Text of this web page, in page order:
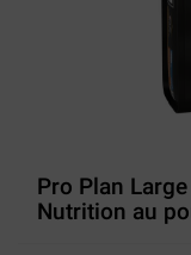
Pro Plan
Nutrition au